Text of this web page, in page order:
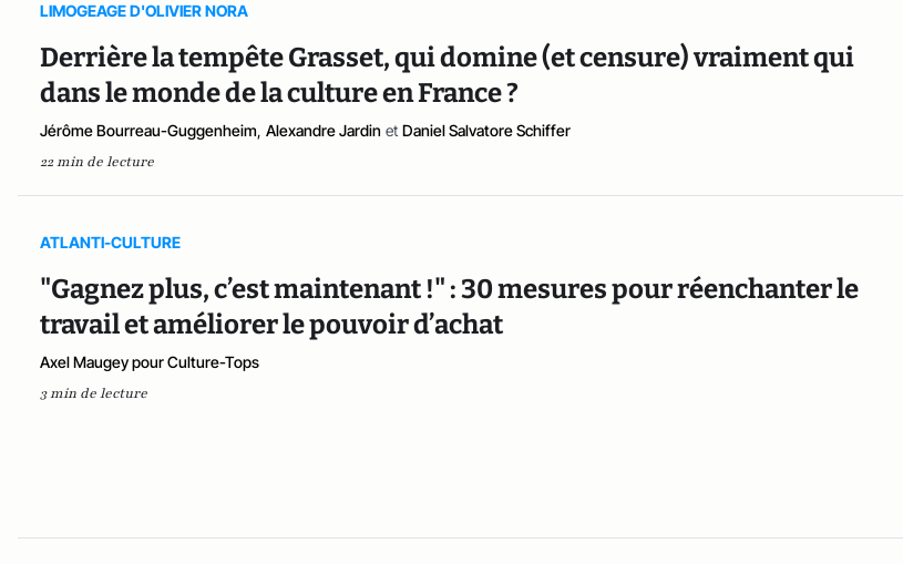
LIMOGEAGE D'OLIVIER NORA
Derrière la tempête Grasset, qui domine (et censure) vraiment qui
dans le monde de la culture en France ?
Jérôme Bourreau-Guggenheim, Alexandre Jardin et Daniel Salvatore Schiffer
22 min de lecture
ATLANTI-CULTURE
"Gagnez plus, c’est maintenant !" : 30 mesures pour réenchanter le
travail et améliorer le pouvoir d’achat
Axel Maugey pour Culture-Tops
3 min de lecture